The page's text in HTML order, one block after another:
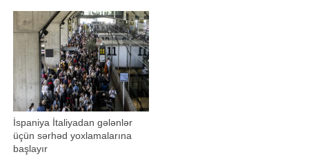
bildirilib. Qeyd olunub ki, Bakıda və
Abşeron yarımadasında, Naxçıva
İspaniya İtaliyadan gələnlər
üçün sərhəd yoxlamalarına
başlayır